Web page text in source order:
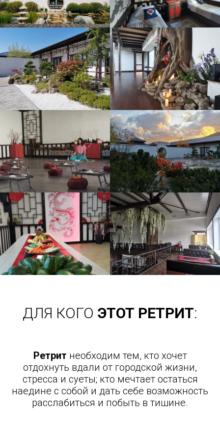
ДЛЯ КОГО ЭТОТ РЕТРИТ:
Ретрит необходим тем, кто хочет
отдохнуть вдали от городской жизни,
стресса и суеты; кто мечтает остаться
наедине с собой и дать себе возможность
расслабиться и побыть в тишине.